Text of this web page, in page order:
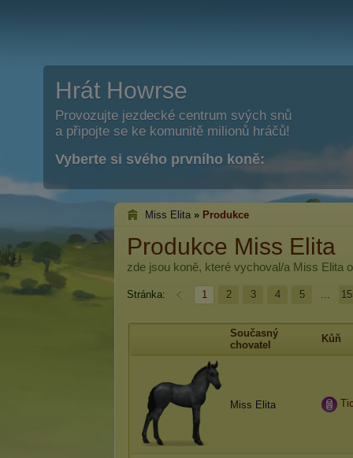
Hrát Howrse
Provozujte jezdecké centrum svých snů
a připojte se ke komunitě milionů hráčů!
Vyberte si svého prvního koně:
Miss Elita » Produkce
Produkce Miss Elita
zde jsou koně, které vychoval/a Miss Elita
Stránka: 1 2 3 4 5 ...
Současný
chovatel
Kůň
Miss Elita